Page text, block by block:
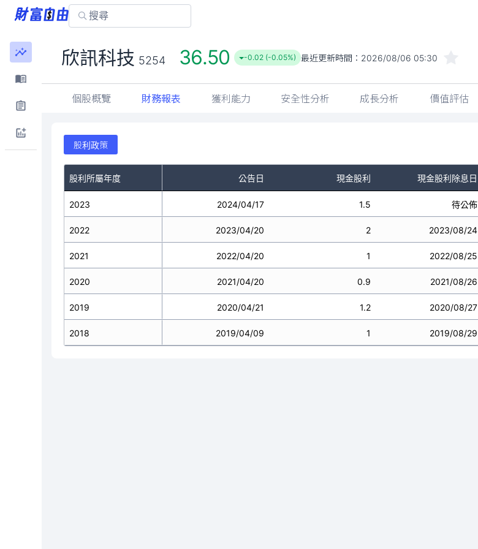
欣訊科技 5254 36.50 -0.02 (-0.05%) 最近更新時間： 2026/08/06 05:30
個股概覽 財務報表 獲利能力 安全性分析 成長分析 價值評估
股利政策
股利所屬年度 公告日 現金股利 現金股利除息日
2023
2022
2021
2020
2019
2018
2024/04/17 1.5 待公佈
2023/04/20 2 2023/08/24
2022/04/20 1 2022/08/25
2021/04/20 0.9 2021/08/26
2020/04/21 1.2 2020/08/27
2019/04/09 1 2019/08/29